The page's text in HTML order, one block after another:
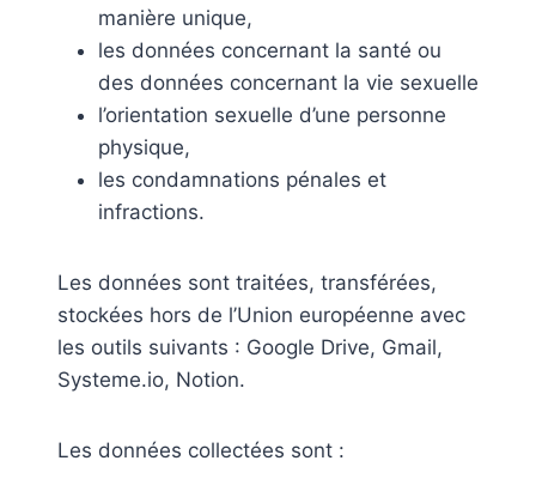
manière unique,
les données concernant la santé ou
des données concernant la vie sexuelle
l’orientation sexuelle d’une personne
physique,
les condamnations pénales et
infractions.
Les données sont traitées, transférées,
stockées hors de l’Union européenne avec
les outils suivants : Google Drive, Gmail,
Systeme.io, Notion.
Les données collectées sont :